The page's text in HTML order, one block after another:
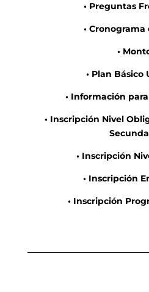
• Preguntas
• Cronograma
•
• Plan Básico
• Información
• Inscripción Nivel
• Inscripción
• Inscripción
• Inscripción